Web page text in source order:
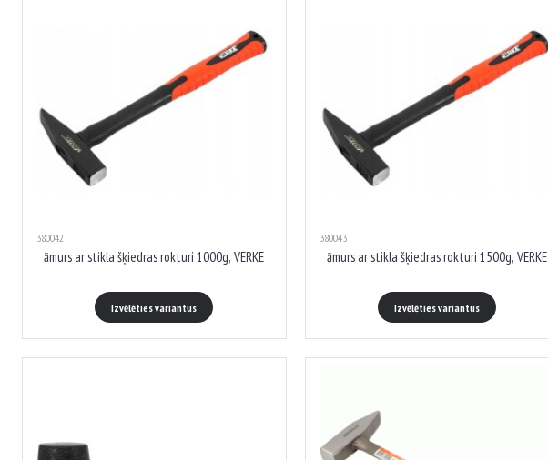
380042
āmurs ar stikla šķiedras rokturi 1000g, VERKE
Izvēlēties variantus
380043
āmurs ar stikla šķiedras rokturi 1500g, VERKE
Izvēlēties variantus